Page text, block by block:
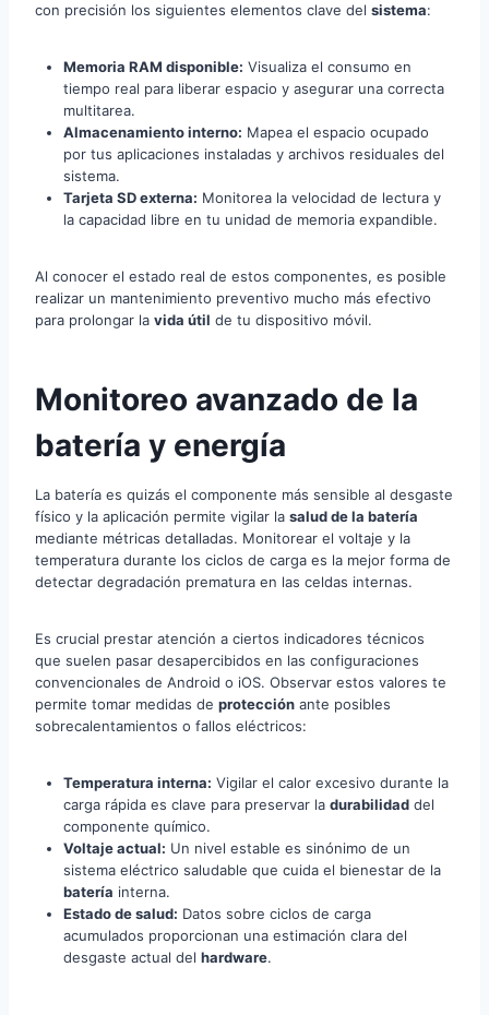
con precisión los siguientes elementos clave del sistema:
Memoria RAM disponible: Visualiza el consumo en
tiempo real para liberar espacio y asegurar una correcta
multitarea.
Almacenamiento interno: Mapea el espacio ocupado
por tus aplicaciones instaladas y archivos residuales del
sistema.
Tarjeta SD externa: Monitorea la velocidad de lectura y
la capacidad libre en tu unidad de memoria expandible.
Al conocer el estado real de estos componentes, es posible
realizar un mantenimiento preventivo mucho más efectivo
para prolongar la vida útil de tu dispositivo móvil.
Monitoreo avanzado de la
batería y energía
La batería es quizás el componente más sensible al desgaste
físico y la aplicación permite vigilar la salud de la batería
mediante métricas detalladas. Monitorear el voltaje y la
temperatura durante los ciclos de carga es la mejor forma de
detectar degradación prematura en las celdas internas.
Es crucial prestar atención a ciertos indicadores técnicos
que suelen pasar desapercibidos en las configuraciones
convencionales de Android o iOS. Observar estos valores te
permite tomar medidas de protección ante posibles
sobrecalentamientos o fallos eléctricos:
Temperatura interna: Vigilar el calor excesivo durante la
carga rápida es clave para preservar la durabilidad del
componente químico.
Voltaje actual: Un nivel estable es sinónimo de un
sistema eléctrico saludable que cuida el bienestar de la
batería interna.
Estado de salud: Datos sobre ciclos de carga
acumulados proporcionan una estimación clara del
desgaste actual del hardware.